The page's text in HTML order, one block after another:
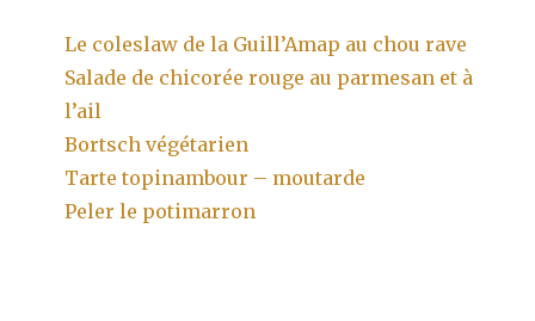
Le coleslaw de la Guill’Amap au chou rave
Salade de chicorée rouge au parmesan et à
l’ail
Bortsch végétarien
Tarte topinambour – moutarde
Peler le potimarron